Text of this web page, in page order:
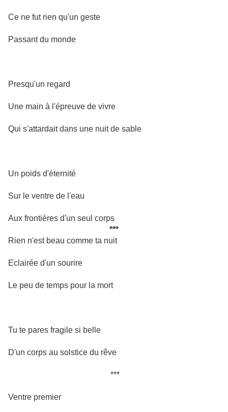
Ce ne fut rien qu'un geste
Passant du monde
Presqu'un regard
Une main à l'épreuve de vivre
Qui s'attardait dans une nuit de sable
Un poids d'éternité
Sur le ventre de l'eau
Aux frontières d'un seul corps
***
Rien n'est beau comme ta nuit
Eclairée d'un sourire
Le peu de temps pour la mort
Tu te pares fragile si belle
D'un corps au solstice du rêve
***
Ventre premier